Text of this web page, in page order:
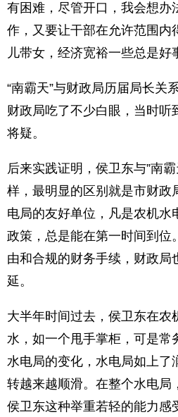
有困难，尽管开口，我会想办
作，又要让干部在允许范围内
儿带女，经济宽裕一些总是好
“南霸天”与财政局历届局长关
财政局吃了不少白眼，当时听
将疑。
后来实践证明，侯卫东与”南
样，最明显的区别就是市财政
电局的友好单位，凡是农机水
政策，总是能在第一时间到位
由和合规的财务手续，财政局
延。
大半年时间过去，侯卫东在农
水，如一个甩手掌柜，可是常
水电局的变化，水电局如上了
转越来越顺滑。在整个水电局
侯卫东这种举重若轻的能力感